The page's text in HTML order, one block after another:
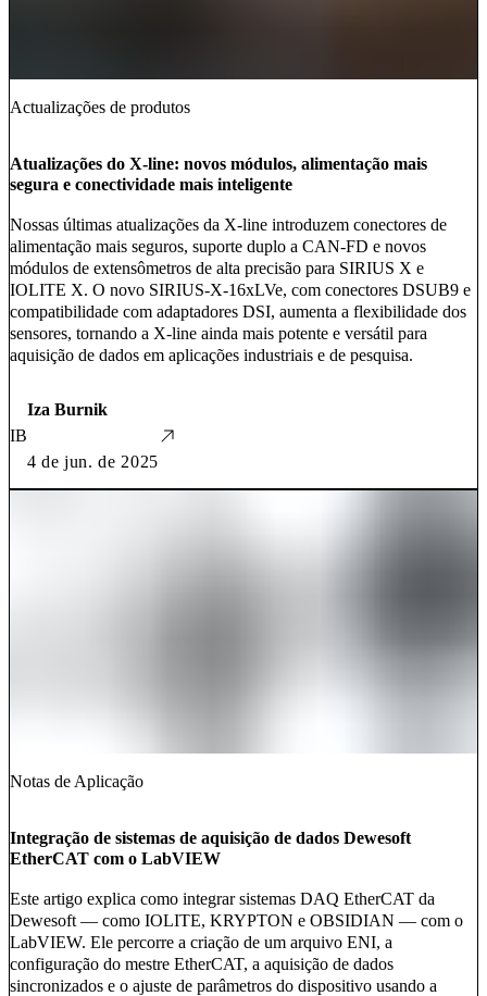
Actualizações de produtos
Atualizações do X-line: novos módulos, alimentação mais
segura e conectividade mais inteligente
Nossas últimas atualizações da X-line introduzem conectores de
alimentação mais seguros, suporte duplo a CAN-FD e novos
módulos de extensômetros de alta precisão para SIRIUS X e
IOLITE X. O novo SIRIUS-X-16xLVe, com conectores DSUB9 e
compatibilidade com adaptadores DSI, aumenta a flexibilidade dos
sensores, tornando a X-line ainda mais potente e versátil para
aquisição de dados em aplicações industriais e de pesquisa.
IB
Iza Burnik
4 de jun. de 2025
Notas de Aplicação
Integração de sistemas de aquisição de dados Dewesoft
EtherCAT com o LabVIEW
Este artigo explica como integrar sistemas DAQ EtherCAT da
Dewesoft — como IOLITE, KRYPTON e OBSIDIAN — com o
LabVIEW. Ele percorre a criação de um arquivo ENI, a
configuração do mestre EtherCAT, a aquisição de dados
sincronizados e o ajuste de parâmetros do dispositivo usando a